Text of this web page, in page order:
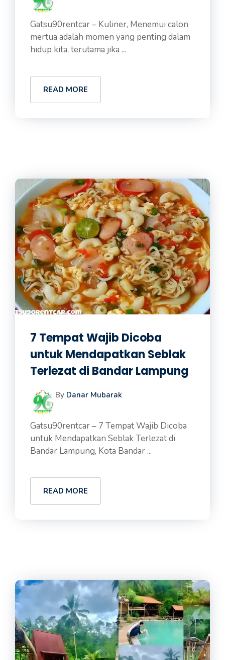
Gatsu90rentcar – Kuliner, Menemui calon
mertua adalah momen yang penting dalam
hidup kita, terutama jika ...
READ MORE
7 Tempat Wajib Dicoba
untuk Mendapatkan Seblak
Terlezat di Bandar Lampung
By Danar Mubarak
Gatsu90rentcar – 7 Tempat Wajib Dicoba
untuk Mendapatkan Seblak Terlezat di
Bandar Lampung, Kota Bandar ...
READ MORE